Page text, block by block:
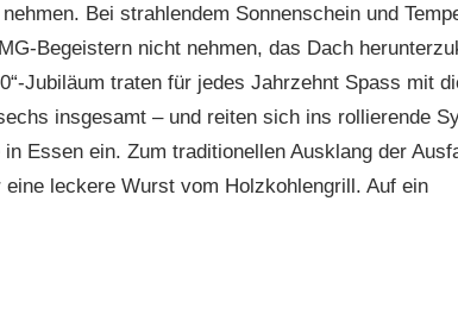
Bei strahlendem Sonnenschein und
Begeistern nicht nehmen, das Dach
Jubiläum traten für jedes Jahrzehnt Spass mit
insgesamt – und reiten sich ins rollierende
Essen ein. Zum traditionellen Ausklang der
leckere Wurst vom Holzkohlengrill. Auf ein